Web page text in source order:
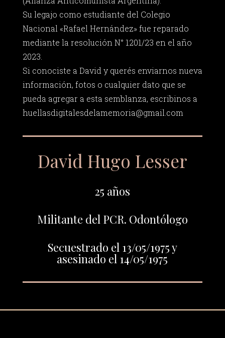
Su legajo como estudiante del Colegio
Nacional «Rafael Hernández» fue reparado
mediante la resolución N° 1201/23 en el año
2023.
Si conociste a David y querés enviarnos nueva
información, fotos o cualquier dato que se
pueda agregar a esta semblanza, escribinos a
huellasdigitalesdelamemoria@gmail.com
David Hugo Lesser
25 años
Militante del PCR. Odontólogo
Secuestrado el 13/05/1975 y
asesinado el 14/05/1975